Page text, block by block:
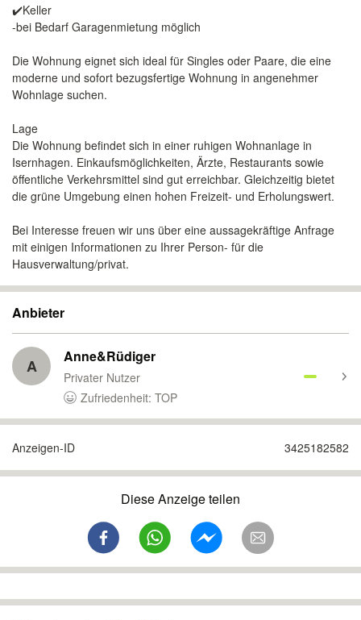
✔️Keller
-bei Bedarf Garagenmietung möglich
Die Wohnung eignet sich ideal für Singles oder Paare, die eine
moderne und sofort bezugsfertige Wohnung in angenehmer
Wohnlage suchen.
Lage
Die Wohnung befindet sich in einer ruhigen Wohnanlage in
Isernhagen. Einkaufsmöglichkeiten, Ärzte, Restaurants sowie
öffentliche Verkehrsmittel sind gut erreichbar. Gleichzeitig bietet
die grüne Umgebung einen hohen Freizeit- und Erholungswert.
Bei Interesse freuen wir uns über eine aussagekräftige Anfrage
mit einigen Informationen zu Ihrer Person- für die
Hausverwaltung/privat.
Anbieter
A Anne&Rüdiger
Privater Nutzer
Zufriedenheit: TOP
Anzeigen-ID 3425182582
Diese Anzeige teilen